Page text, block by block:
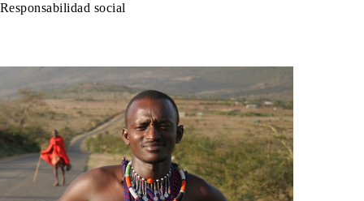
Responsabilidad social